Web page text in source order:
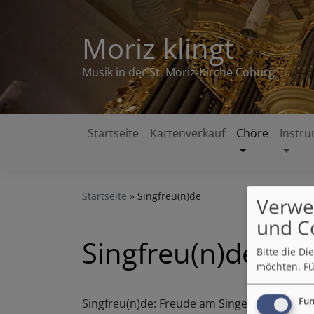
Moriz klingt
Musik in der St. Moriz-Kirche Coburg
Hauptnavigation
Startseite Kartenverkauf Chöre
Startseite Singfreu(n)de
Singfreu(n)de
Singfreu(n)de: Freude am Singen,
und
Bitte die
möchten.